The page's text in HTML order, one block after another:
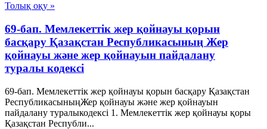
Толық оқу »
69-бап. Мемлекеттік жер қойнауы қорын
басқару Қазақстан Республикасының Жер
қойнауы және жер қойнауын пайдалану
туралы кодексі
69-бап. Мемлекеттік жер қойнауы қорын басқару Қазақстан
РеспубликасыныңЖер қойнауы және жер қойнауын
пайдалану туралыкодексі 1. Мемлекеттік жер қойнауы қоры
Қазақстан Республи...